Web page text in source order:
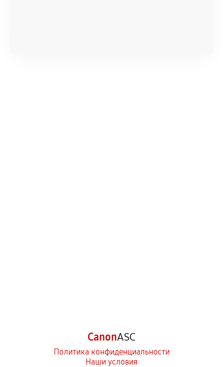
CanonASC
Политика конфиденциальности
Наши условия